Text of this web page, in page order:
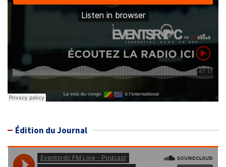
Édition du Journal